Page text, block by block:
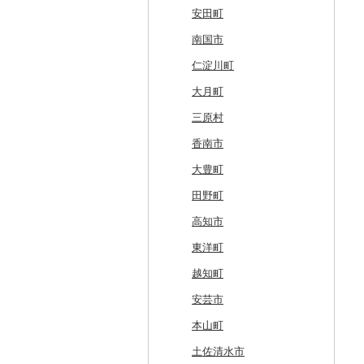
厚真町
奥尻町
網走市
浦河町
広尾町
中札内村
滝川市
比布町
鶴居村
釧路市
苫前町
当別町
占冠村
上士幌町
中泊町
外ヶ浜町
つがる市
弘前市
鰺ヶ沢町
むつ市
田舎館村
青森県（県庁）
三沢市
西目屋村
西和賀町
北上市
平泉町
洋野町
大船渡市
山田町
大槌町
蔵王町
女川町
気仙沼市
美里町
松島町
大和町
大郷町
南三陸町
仙台市
大河原町
角田市
涌谷町
東松島市
八峰町
鹿角市
大仙市
八郎潟町
山辺町
戸沢村
舟形町
最上町
真室川町
寒河江市
西川町
高畠町
山形市
三川町
大江町
米沢市
磐梯町
三春町
本宮市
柳津町
鮫川村
福島市
新地町
葛尾村
三島町
桑折町
矢吹町
国見町
檜枝岐村
喜多方市
常陸大宮市
笠間市
行方市
結城市
城里町
水戸市
鉾田市
桜川市
石岡市
茨城県（県庁）
坂東市
小美玉市
日立市
大子町
益子町
芳賀町
野木町
前橋市
藤岡市
邑楽町
板倉町
嬬恋村
草津町
高崎市
群馬県（県庁）
大泉町
長野原町
中之条町
幸手市
日高市
蓮田市
川越市
宮代町
吉見町
東松山市
入間市
志木市
北本市
桶川市
加須市
三郷市
八潮市
いすみ市
東庄町
館山市
大網白里市
一宮町
佐倉市
木更津市
茂原市
野田市
山武市
鴨川市
印西市
神崎町
船橋市
北区
多摩市
稲城市
世田谷区
日の出町
板橋区
渋谷区
千代田区
新宿区
江東区
青梅市
国立市
品川区
福生市
綾瀬市
横須賀市
三浦市
大磯町
箱根町
横浜市
茅ヶ崎市
川崎市
厚木市
海老名市
相模原市
座間市
二宮町
柏崎市
村上市
妙高市
聖籠町
刈羽村
湯沢町
新潟市
身延町
早川町
南部町
昭和町
甲府市
甲州市
丹波山村
伊那市
立科町
東御市
中野市
豊丘村
売木村
小諸市
木曽町
箕輪町
駒ヶ根市
王滝村
千曲市
辰野町
茅野市
中津川市
高山市
郡上市
白川村
御嵩町
海津市
関ケ原町
七宗町
笠松町
東白川村
土岐市
岐阜県（県庁）
下呂市
多治見市
袋井市
熱海市
掛川市
伊豆の国市
小山町
森町
川根本町
富士市
御前崎市
東伊豆町
西伊豆町
清水町
南伊豆町
松崎町
愛知県（県庁）
蒲郡市
東郷町
犬山市
弥富市
東海市
新城市
春日井市
瀬戸市
大府市
半田市
あま市
岩倉市
小牧市
津市
名張市
東員町
玉城町
精華町
南山城村
京都市
舞鶴市
和束町
八幡市
京田辺市
向日市
富田林市
松原市
柏原市
羽曳野市
大阪府（府庁）
吹田市
河南町
和泉市
高槻市
豊中市
箕面市
太子町
岬町
千早赤阪村
稲美町
養父市
南あわじ市
洲本市
猪名川町
尼崎市
加西市
宝塚市
淡路市
丹波篠山市
香美町
芦屋市
神戸市
川西市
川上村
斑鳩町
平群町
黒滝村
御所市
上牧町
明日香村
吉野町
奈良市
大和郡山市
野迫川村
葛城市
三宅町
生駒市
日高川町
紀の川市
上富田町
白浜町
由良町
すさみ町
日高町
有田川町
印南町
和歌山県（県庁）
みなべ町
かつらぎ町
田辺市
北山村
総社市
新庄村
高梁市
勝央町
倉敷市
矢掛町
鏡野町
三原市
安芸高田市
松茂町
佐那河内村
北島町
吉野川市
四国中央市
安田町
南国市
仁淀川町
大月町
三原村
香南市
大豊町
田野町
高知市
東洋町
越知町
安芸市
本山町
土佐清水市